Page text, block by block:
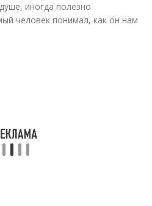
иногда полезно
человек понимал, как он нам